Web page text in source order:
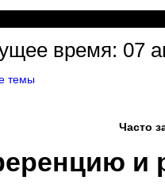
время: 07
темы
Часто
и